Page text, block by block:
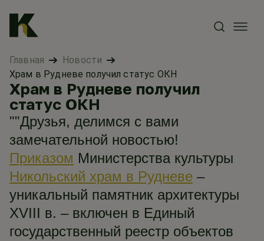
Главная
Новости
Храм в Рудневе получил статус ОКН
Храм в Рудневе получил
статус ОКН
""Друзья, делимся с вами
замечательной новостью!
Приказом Министерства культуры
Никольский храм в Рудневе –
уникальный памятник архитектуры
XVIII в. – включен в Единый
государственный реестр объектов